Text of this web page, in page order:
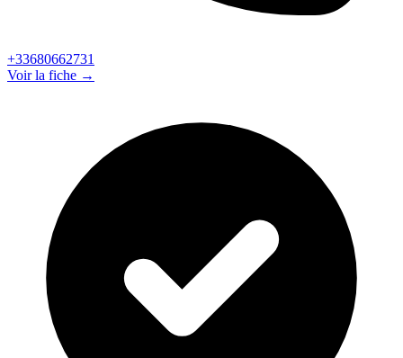
+33680662731
Voir la fiche →